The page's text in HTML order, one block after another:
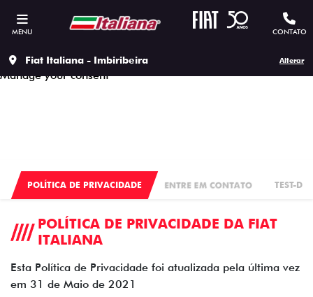
This site uses cookies to ensure that you get the best
experience on our site, to protect your personal data we
Accept all cookiesContinue to use the essential cookies
Manage your consent
MENU CONTATO
Fiat Italiana - Imbiribeira Alterar
ENTRE EM CONTATO TEST-
POLÍTICA DE PRIVACIDADE
POLÍTICA DE PRIVACIDADE DA FIAT
ITALIANA
Esta Política de Privacidade foi atualizada pela última vez
em 31 de Maio de 2021